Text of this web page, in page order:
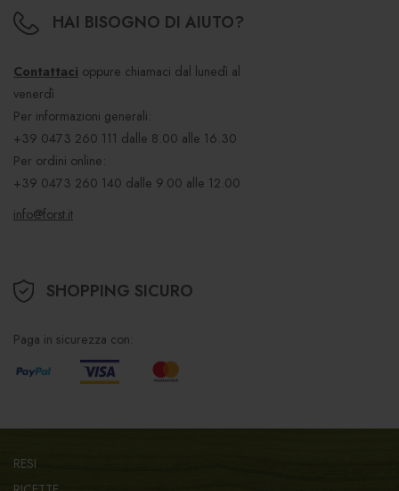
HAI BISOGNO DI AIUTO?
Contattaci oppure chiamaci dal lunedì al
venerdì
Per informazioni generali:
+39 0473 260 111 dalle 8.00 alle 16.30
Per ordini online:
+39 0473 260 140 dalle 9.00 alle 12.00
info@forst.it
SHOPPING SICURO
Paga in sicurezza con:
RESI